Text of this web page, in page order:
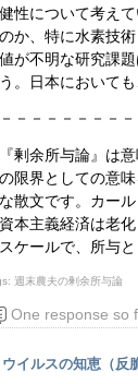
性について考え
か、特に水素技
が不明な研究課
。日本において
－－－－－－－－
『剰余所与論』は
限界としての意
散文です。カー
本主義経済は老
ケールで、所与
週末農夫の剰余所与論
One response so
ウイルスの知恵（反